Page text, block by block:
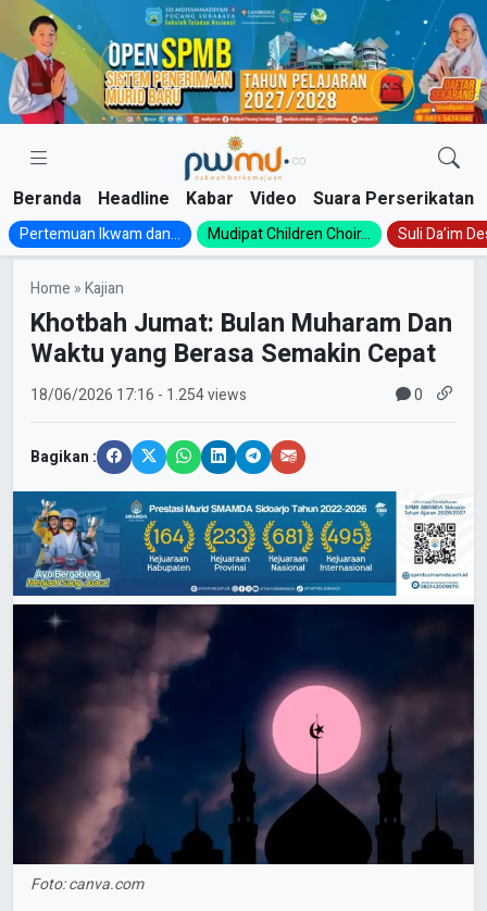
Skip
content
Beranda Headline Kabar Video Suara Perserikatan
Pertemuan Ikwam dan... Mudipat Children Choir... Suli Da’im
Home »Kajian
Khotbah Jumat: Bulan Muharam Dan
Waktu yang Berasa Semakin Cepat
18/06/2026 17:16 - 1.254 views 0
Bagikan :
Foto: canva.com